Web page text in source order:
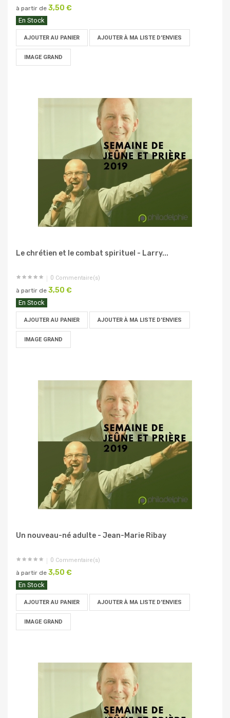
à partir de 3,50 €
En Stock
AJOUTER AU PANIER AJOUTER À MA LISTE D'ENVIES
IMAGE GRAND
Le chrétien et le combat spirituel - Larry...
0 Commentaire(s)
à partir de 3,50 €
En Stock
AJOUTER AU PANIER AJOUTER À MA LISTE D'ENVIES
IMAGE GRAND
Un nouveau-né adulte - Jean-Marie Ribay
0 Commentaire(s)
à partir de 3,50 €
En Stock
AJOUTER AU PANIER AJOUTER À MA LISTE D'ENVIES
IMAGE GRAND